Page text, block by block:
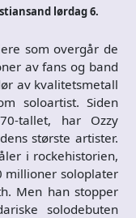
lørdag 6.
som overgår de
av fans og band
av kvalitetsmetall
soloartist. Siden
tallet, har Ozzy
største artister.
i rockehistorien,
millioner soloplater
Men han stopper
solodebuten